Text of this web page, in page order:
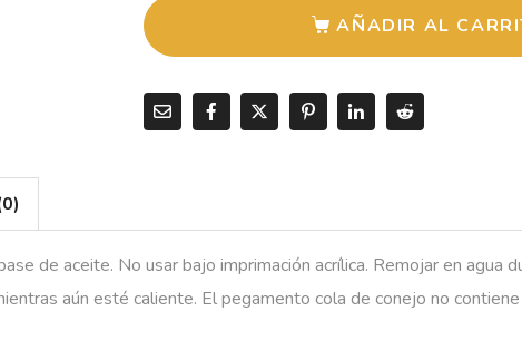
AÑADIR AL
de aceite. No usar bajo imprimación acrílica. Remojar en agua
aún esté caliente. El pegamento cola de conejo no